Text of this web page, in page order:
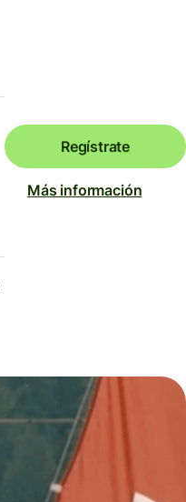
Regístrate
Más información